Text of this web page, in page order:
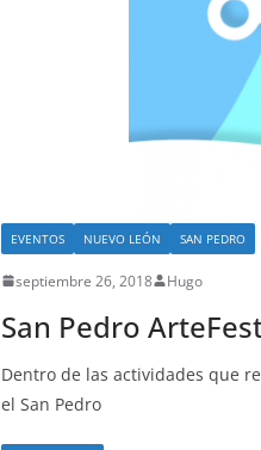
EVENTOS NUEVO LEÓN SAN PEDRO
septiembre 26, 2018 Hugo
San Pedro
Dentro de las actividades que
el San Pedro